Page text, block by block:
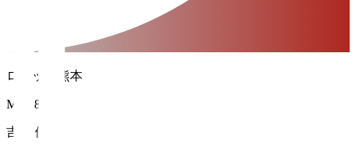
ロアッソ熊本
MF 28
吉岡 優希